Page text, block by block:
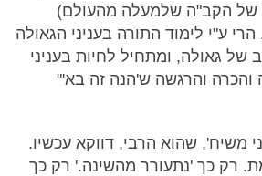
של הקב"ה שלמעלה מהעולם)
ע"י לימוד התורה בעניני הגאולה
גאולה, ומתחיל לחיות בעניני
והכרה והרגשה ש'הנה זה בא'"
משיח', שהוא הרבי, דווקא עכשיו.
רק כך 'נתעורר מהשינה.' רק כך